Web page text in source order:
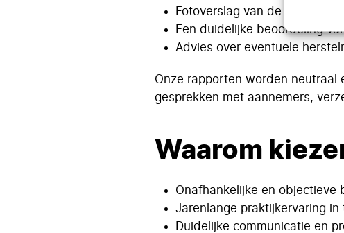
Fotoverslag van de
Een duidelijke beoordeling
Advies over eventuele
Onze rapporten worden neutraal
gesprekken met aannemers,
Waarom
Onafhankelijke en objectieve
Jarenlange praktijkervaring
Duidelijke communicatie en